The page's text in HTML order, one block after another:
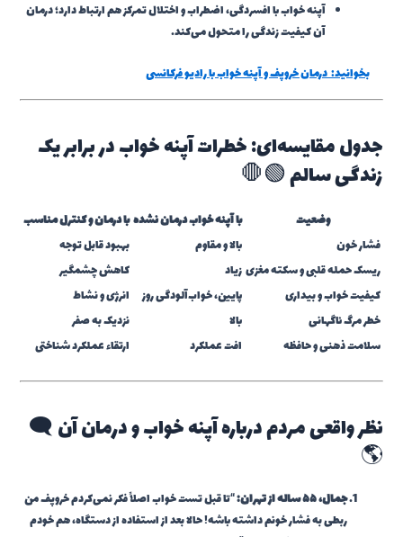
آپنه خواب با افسردگی، اضطراب و اختلال تمرکز هم ارتباط دارد؛ درمان
آن کیفیت زندگی را متحول می‌کند.
بخوانید:درمان خروپف و آپنه خواب با رادیو فرکانسی
جدول مقایسه‌ای: خطرات آپنه خواب در برابر یک
زندگی سالم 🟢🛑
وضعیت با آپنه خواب درمان نشدهبا درمان و کنترل مناسب
فشار خون
بالا و مقاوم
بهبود قابل توجه
ریسک حمله قلبی و سکته مغزیزیاد
کاهش چشمگیر
کیفیت خواب و بیداری
پایین، خواب‌آلودگی روز
انرژی و نشاط
خطر مرگ ناگهانی
بالا
نزدیک به صفر
سلامت ذهنی و حافظه
افت عملکرد ارتقاء عملکرد شناختی
نظر واقعی مردم درباره آپنه خواب و درمان آن 🗨️
🌎
جمال، ۵۵ ساله از تهران:
“تا قبل تست خواب اصلاً فکر نمی‌کردم خروپف من
ربطی به فشار خونم داشته باشه! حالا بعد از استفاده از دستگاه، هم خودم